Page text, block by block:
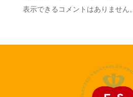
表示できるコメントはありません。